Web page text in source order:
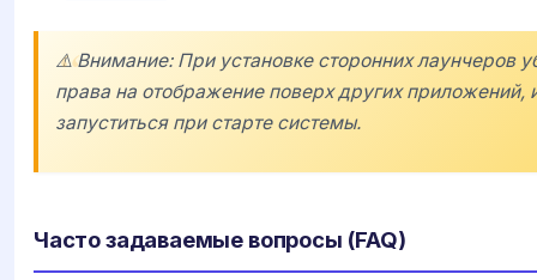
⚠️ Внимание: При установке сторонних лаунчеров
права на отображение поверх других приложений,
запуститься при старте системы.
Часто задаваемые вопросы (FAQ)